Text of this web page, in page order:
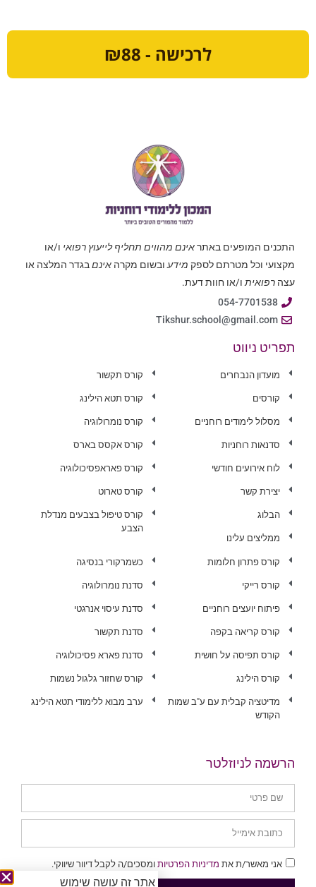
לרכישה - ₪88
התכנים המופעים באתראינם מהווים תחליף לייעוץ רפואי ו/או
מקצועי וכל מטרתם לספק מידע ובשום מקרה אינםבגדר המלצה או
עצה רפואית ו/או חוות דעת.
054-7701538
Tikshur.school@gmail.com
תפריט ניווט
מועדון הנבחרים
קורסים
מסלול לימודים רוחניים
סדנאות רוחניות
לוח אירועים חודשי
יצירת קשר
הבלוג
ממליצים עלינו
קורס תקשור
קורס תטא הילינג
קורס נומרולוגיה
קורס אקסס בארס
קורס פאראפסיכולוגיה
קורס טארוט
קורס טיפול בצבעים מנדלת
הצבע
קורס פתרון חלומות
קורס רייקי
פיתוח יועצים רוחניים
קורס קריאה בקפה
קורס תפיסה על חושית
קורס הילינג
מדיטציה קבלית עם ע"ב שמות
הקודש
כשמרקורי בנסיגה
סדנת נומרולוגיה
סדנת עיסוי אנרגטי
סדנת תקשור
סדנת פארא פסיכולוגיה
קורס שחזור גלגול נשמות
ערב מבוא ללימודי תטא הילינג
הרשמה לניוזלטר
אני מאשר/ת את מדיניות הפרטיות ומסכים/ה לקבל דיוור שיווקי.
אתר זה עושה שימוש